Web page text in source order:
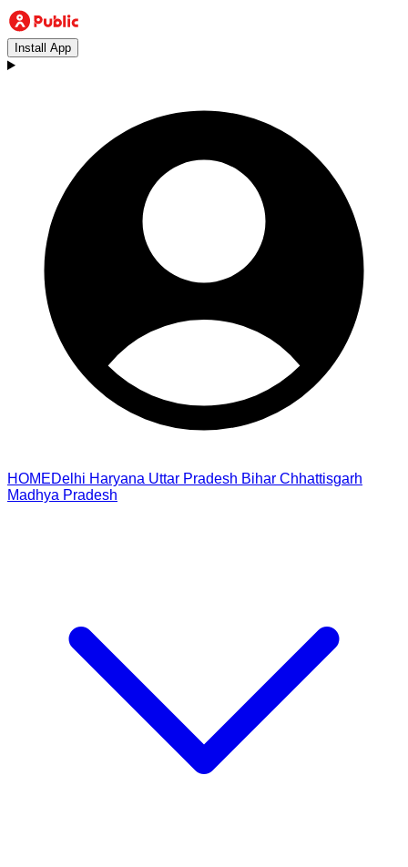
Install App
HOMEDelhi Haryana Uttar Pradesh Bihar Chhattisgarh
Madhya Pradesh